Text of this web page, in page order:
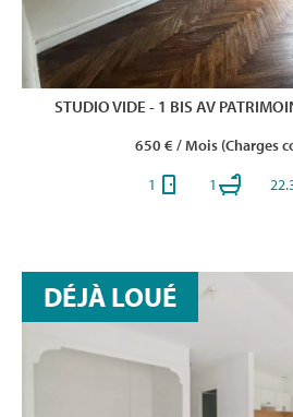
650 € / Mois (Charges
1
1
STUDIO VIDE - 1 BIS AV
DÉJÀ LOUÉ